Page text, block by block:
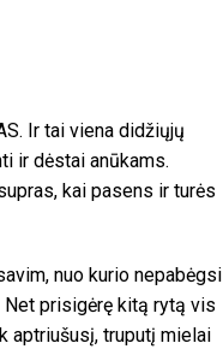
Ir tai viena didžiųjų
ir dėstai anūkams.
kai pasens ir turės
nuo kurio nepabėgsi
prisigėrę kitą rytą vis
aptriušusį, truputį mielai